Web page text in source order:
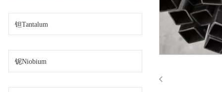
钽Tantalum
铌Niobium